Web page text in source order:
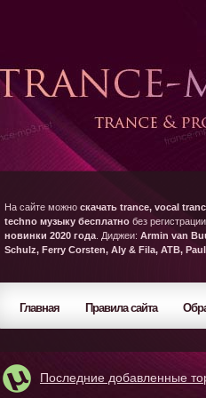
На сайте можно скачать trance, vocal
techno музыку бесплатно без
новинки 2020 года . Диджеи: Armin van
Schulz, Ferry Corsten, Aly & Fila, ATB,
Главная Правила сайта
Последние добавленные